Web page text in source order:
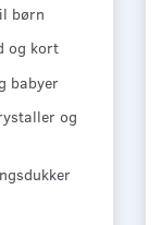
børn
og kort
babyer
og